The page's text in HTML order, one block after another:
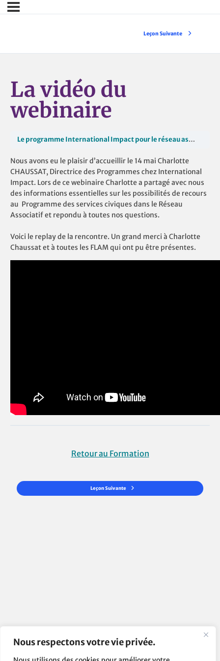
Nous respectons votre vie privée.
Leçon Suivante
La vidéo du
webinaire
Le programme International Impact pour le réseau associatif
Nous avons eu le plaisir d’accueillir le 14 mai Charlotte
CHAUSSAT, Directrice des Programmes chez International
Impact. Lors de ce webinaire Charlotte a partagé avec nous
des informations essentielles sur les possibilités de recours
au Programme des services civiques dans le Réseau
Associatif et repondu à toutes nos questions.
Voici le replay de la rencontre. Un grand merci à Charlotte
Chaussat et à toutes les FLAM qui ont pu être présentes.
Retour au Formation
Leçon Suivante